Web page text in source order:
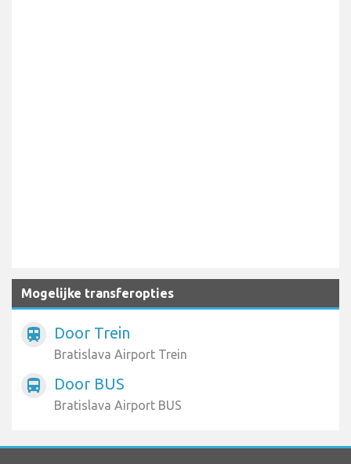
Mogelijke transferopties
train Door Trein
Bratislava Airport Trein
directions_bus Door BUS
Bratislava Airport BUS